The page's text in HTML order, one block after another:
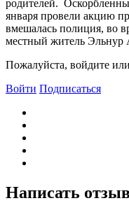
родителей.
января провели акцию
вмешалась полиция, во
местный житель Эльнур
Пожалуйста, войдите
Войти Подписаться
Написать